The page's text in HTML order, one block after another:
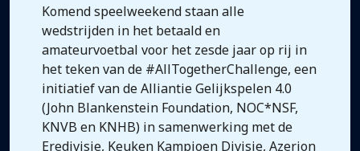
Komend speelweekend staan alle
wedstrijden in het betaald en
amateurvoetbal voor het zesde jaar op rij in
het teken van de #AllTogetherChallenge, een
initiatief van de Alliantie Gelijkspelen 4.0
(John Blankenstein Foundation, NOC*NSF,
KNVB en KNHB) in samenwerking met de
Eredivisie, Keuken Kampioen Divisie, Azerion